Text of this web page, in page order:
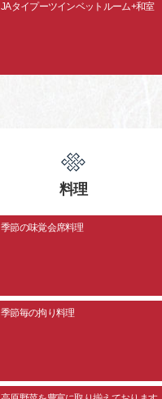
JAタイプーツインベットルーム+和室
料理
季節の味覚会席料理
季節毎の拘り料理